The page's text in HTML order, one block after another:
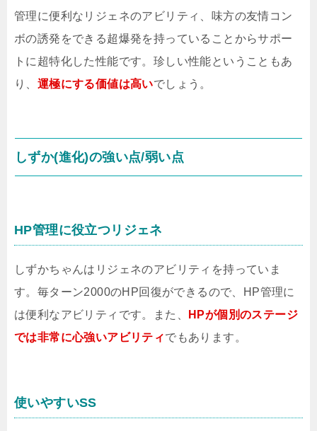
管理に便利なリジェネのアビリティ、味方の友情コン
ボの誘発をできる超爆発を持っていることからサポー
トに超特化した性能です。珍しい性能ということもあ
り、 運極にする価値は高いでしょう。
しずか(進化)の強い点/弱い点
HP管理に役立つリジェネ
しずかちゃんはリジェネのアビリティを持っていま
す。毎ターン2000のHP回復ができるので、HP管理に
は便利なアビリティです。また、
HPが個別のステージ
では非常に心強いアビリティでもあります。
使いやすいSS